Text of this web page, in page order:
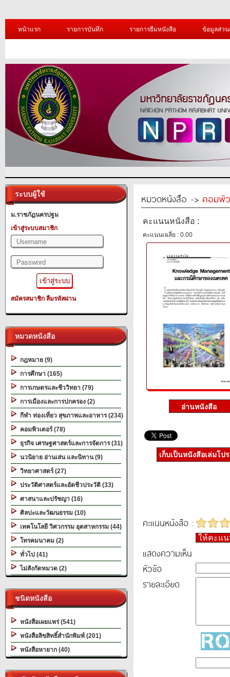
หน้าแรก รายการบันทึก รายการยืมหนังสือ ข้อมูลส่ว
ระบบผู้ใช้
ม.ราชภัฏนครปฐม
เข้าสู่ระบบสมาชิก
สมัครสมาชิก ลืมรหัสผ่าน
หมวดหนังสือ
กฎหมาย (9)
การศึกษา (165)
การเกษตรและชีววิทยา (79)
การเมืองและการปกครอง (2)
กีฬา ท่องเที่ยว สุขภาพและอาหาร (234)
คอมพิวเตอร์ (78)
ธุรกิจ เศรษฐศาสตร์และการจัดการ (31)
นวนิยาย อ่านเล่น และนิทาน (9)
วิทยาศาสตร์ (27)
ประวัติศาสตร์และอัตชีวประวัติ (33)
ศาสนาและปรัชญา (16)
ศิลปะและวัฒนธรรม (10)
เทคโนโลยี วิศวกรรม อุตสาหกรรม (44)
โทรคมนาคม (2)
ทั่วไป (41)
ไม่สังกัดหมวด (2)
ชนิดหนังสือ
หนังสือเผยแพร่ (541)
หนังสือลิขสิทธิ์สำนักพิมพ์ (201)
หนังสือหายาก (40)
หมวดหนังสือ -> คอมพิ
คะแนนหนังสือ :
คะแนนเฉลี่ย : 0.00
เก็บเป็นหนังสือเล่มโป
คะแนนหนังสือ :
ให้คะแ
แสดงความเห็น
หัวข้อ
รายละเอียด